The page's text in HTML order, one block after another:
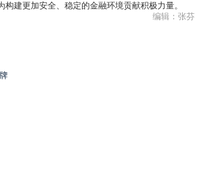
建更加安全、稳定的金融环境贡献积极力量。
编辑：张芬